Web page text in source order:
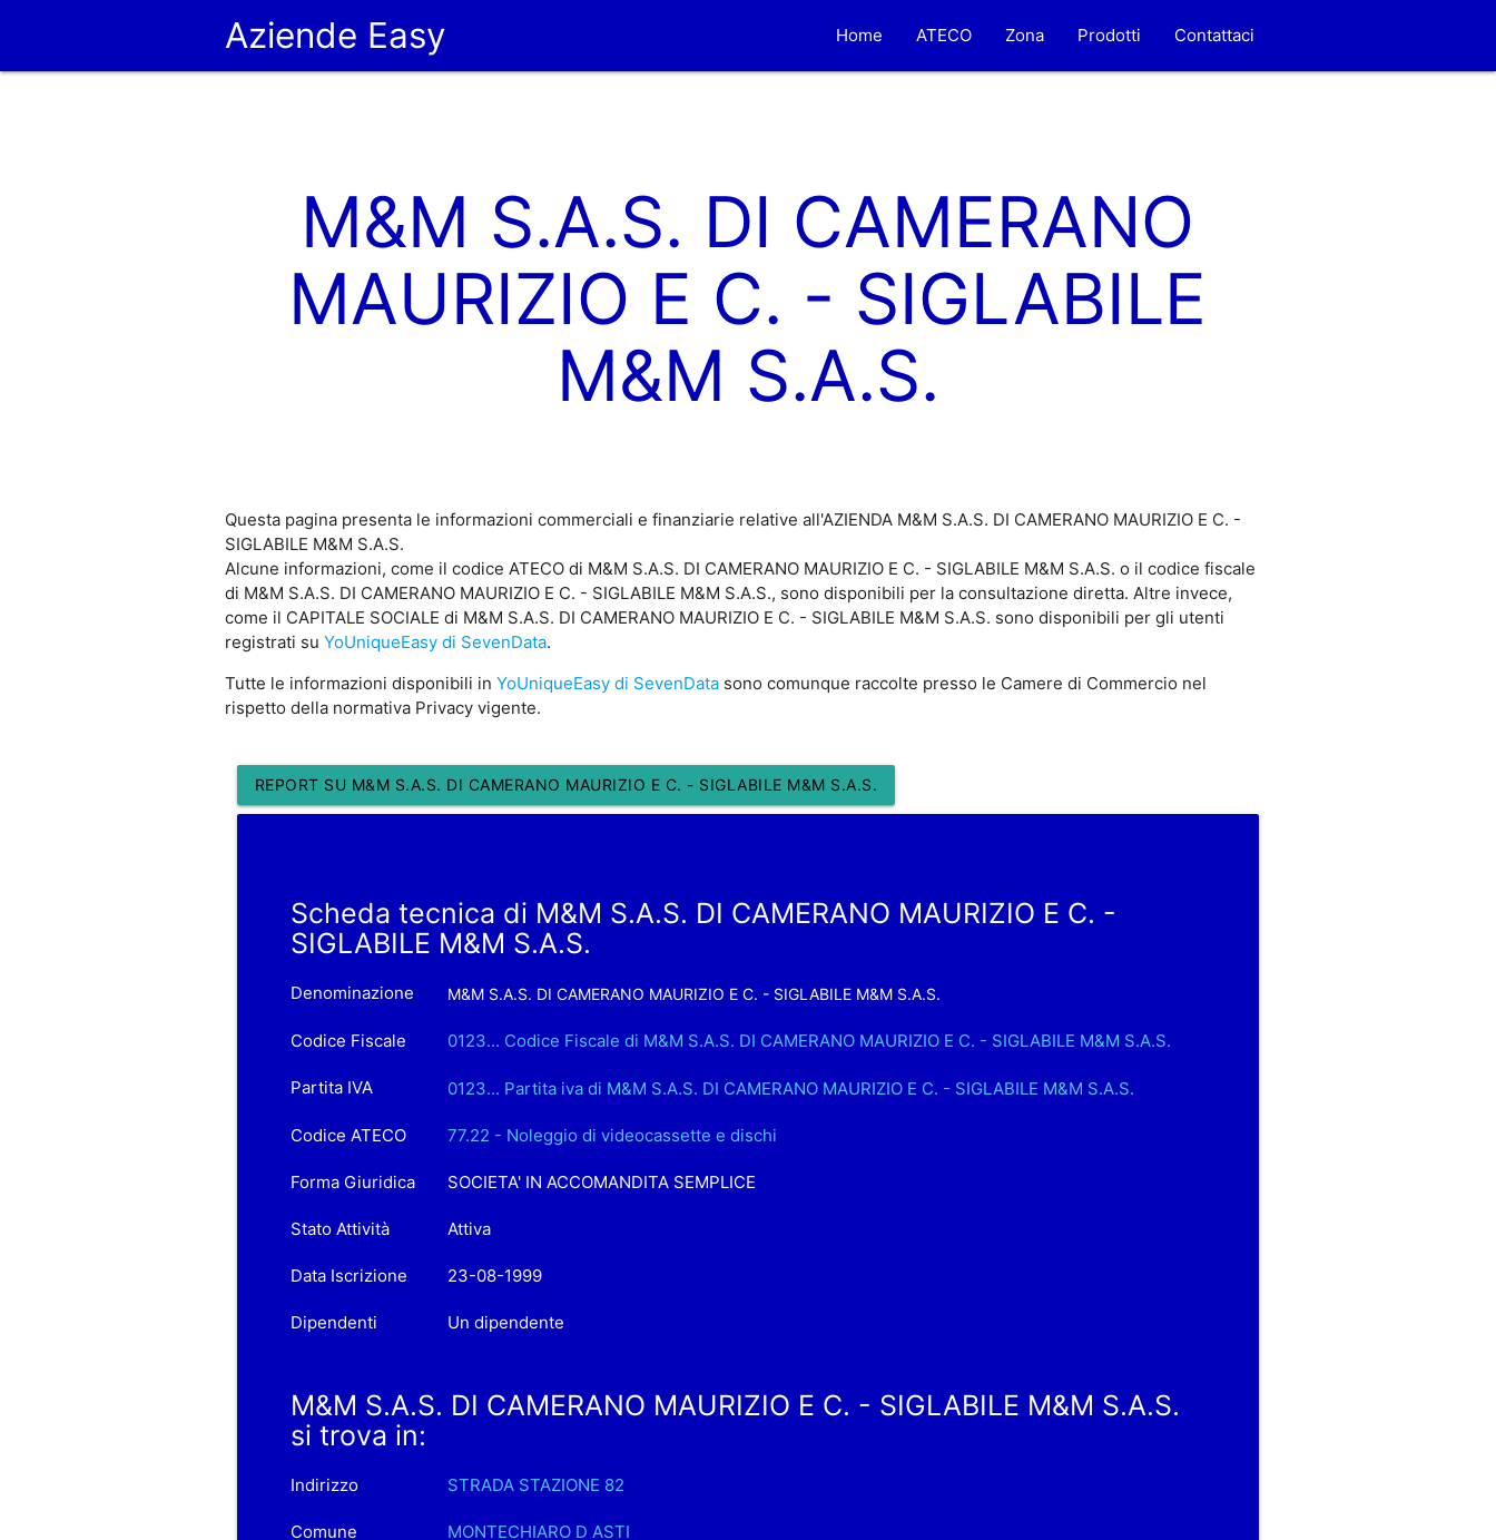
Aziende Easy Home ATECO Zona Prodotti Contattaci
M&M S.A.S. DI CAMERANO
MAURIZIO E C. - SIGLABILE
M&M S.A.S.
Questa pagina presenta le informazioni commerciali e finanziarie relative all'AZIENDA M&M S.A.S. DI CAMERANO MAURIZIO E C. -
SIGLABILE M&M S.A.S.
Alcune informazioni, come il codice ATECO di M&M S.A.S. DI CAMERANO MAURIZIO E C. - SIGLABILE M&M S.A.S. o il codice fiscale
di M&M S.A.S. DI CAMERANO MAURIZIO E C. - SIGLABILE M&M S.A.S., sono disponibili per la consultazione diretta. Altre invece,
come il CAPITALE SOCIALE di M&M S.A.S. DI CAMERANO MAURIZIO E C. - SIGLABILE M&M S.A.S. sono disponibili per gli utenti
registrati su YoUniqueEasy di SevenData.
Tutte le informazioni disponibili in YoUniqueEasy di SevenDatasono comunque raccolte presso le Camere di Commercio nel
rispetto della normativa Privacy vigente.
REPORT SU M&M S.A.S. DI CAMERANO MAURIZIO E C. - SIGLABILE M&M S.A.S.
Scheda tecnica di M&M S.A.S. DI CAMERANO MAURIZIO E C. -
SIGLABILE M&M S.A.S.
Denominazione M&M S.A.S. DI CAMERANO MAURIZIO E C. - SIGLABILE M&M S.A.S.
Codice Fiscale 0123... Codice Fiscale di M&M S.A.S. DI CAMERANO MAURIZIO E C. - SIGLABILE M&M S.A.S.
Partita IVA 0123... Partita iva di M&M S.A.S. DI CAMERANO MAURIZIO E C. - SIGLABILE M&M S.A.S.
Codice ATECO 77.22 - Noleggio di videocassette e dischi
Forma Giuridica SOCIETA' IN ACCOMANDITA SEMPLICE
Stato Attività Attiva
Data Iscrizione 23-08-1999
Dipendenti Un dipendente
M&M S.A.S. DI CAMERANO MAURIZIO E C. - SIGLABILE M&M S.A.S.
si trova in:
Indirizzo STRADA STAZIONE 82
Comune MONTECHIARO D ASTI